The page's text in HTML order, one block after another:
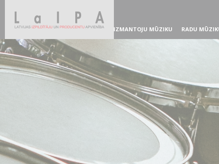
IZMANTOJU MŪZIKU RADU